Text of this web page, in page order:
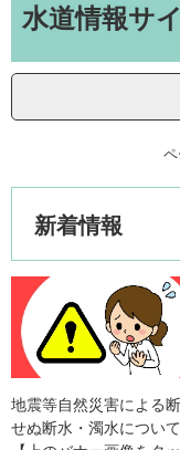
文水道情報サ
新着情報
地震等自然災害による
せぬ断水・濁水につい